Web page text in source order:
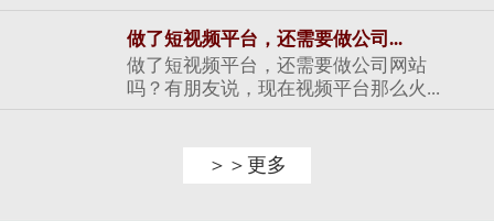
做了短视频平台，还需要做公司...
做了短视频平台，还需要做公司网站
吗？有朋友说，现在视频平台那么火...
＞＞更多